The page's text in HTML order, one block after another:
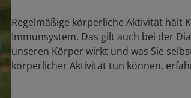
Regelmäßige körperliche Aktivität hält
Immunsystem. Das gilt auch bei der
unseren Körper wirkt und was Sie
körperlicher Aktivität tun können,